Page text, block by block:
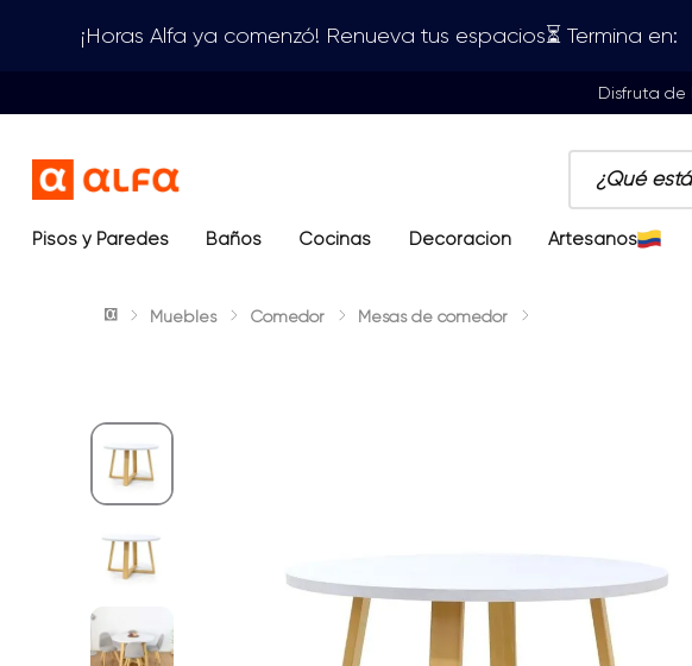
¡Horas Alfa ya comenzó! Renueva tus espacios⏳ Termina en:
Disfruta de
¿Qué estás
Términos más buscados
2. sanitario
Pisos y Paredes Baños Cocinas Decoración Artesanos
Muebles Comedor Mesas de comedor